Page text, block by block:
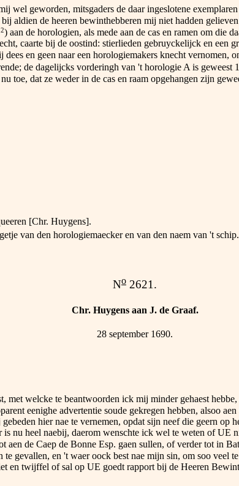
wel geworden, mitsgaders de daar ingeslotene
aldien de heeren bewinthebberen mij niet hadden
2) aan de horologien, als mede aan de cas en ramen om die
caarte bij de oostind: stierlieden gebruyckelijck en een
en geen naar een horologiemakers knecht vernomen,
de dagelijcks vorderingh van 't horologie A is
toe, dat ze weder in de cas en raam opgehangen zijn
[Chr. Huygens].
van den horologiemaecker en van den naem van 't schip.
No 2621.
Chr. Huygens aan J. de Graaf.
28 september 1690.
welcke te beantwoorden ick mij minder gehaest
eenighe advertentie soude gekregen hebben, alsoo
hier nae te vernemen, opdat sijn neef die geern op
nu heel naebij, daerom wenschte ick wel te weten of UE
de Caep de Bonne Esp. gaen sullen, of verder tot in
te gevallen, en 't waer oock best nae mijn sin, om soo veel
en twijffel of sal op UE goedt rapport bij de Heeren